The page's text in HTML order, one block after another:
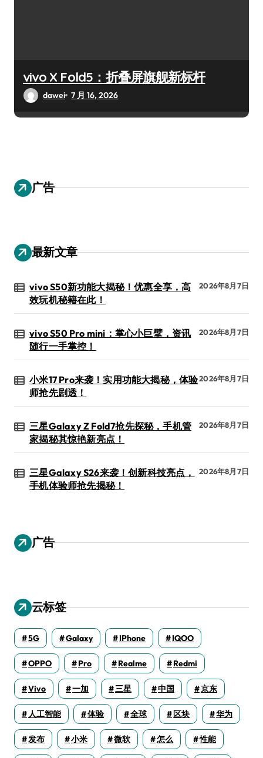
vivo X Fold5：折叠屏旗舰新标杆
dawei 7 月 16, 2026
广告
最新文章
vivo S50新功能大揭秘！优惠全享，高
效玩机秘籍在此！
2026年8月7日
vivo S50 Pro mini：掌心小巨擘，资讯
随行一手掌控！
2026年8月7日
小米17 Pro来袭！实用功能大揭秘，体验
师抢先剧透！
2026年8月7日
三星Galaxy Z Fold7抢先探秘，手机管
家揭秘其惊艳新亮点！
2026年8月7日
三星Galaxy S26来袭！创新科技亮点，
手机体验师抢先揭秘！
2026年8月7日
广告
云标签
5G Galaxy IPhone IQOO
OPPO Pro Realme Redmi
Vivo 一加 三星 中国 京东
人工智能 体验 全球 区块 华为
发布 小米 微软 怎么 性能